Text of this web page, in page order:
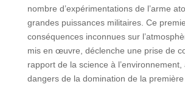
nombre d’expérimentations de l’arme
grandes puissances militaires. Ce
conséquences inconnues sur
mis en œuvre, déclenche une prise de
rapport de la science à
dangers de la domination de la première